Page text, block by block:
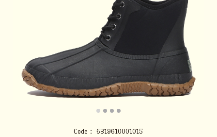
Code：
6319610001015